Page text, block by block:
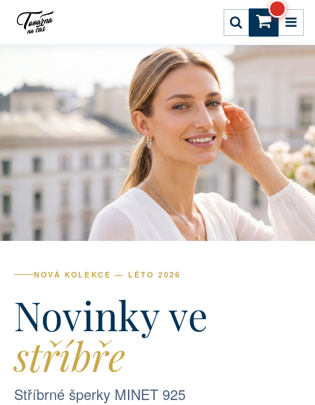
NOVÁ KOLEKCE — LÉTO 2026
Novinky ve
stříbře
Stříbrné šperky MINET 925